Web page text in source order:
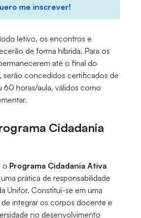
me inscrever!
letivo, os encontros e
de forma híbrida. Para os
até o final do
serão concedidos certificados de
60 horas/aula, válidos como
Cidadania
o Programa Cidadania Ativa
prática de responsabilidade
Unifor. Constitui-se em uma
integrar os corpos docente e
no desenvolvimento